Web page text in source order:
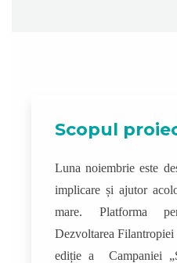
Scopul
Luna noiembrie este
implicare și ajutor
mare. Platforma
Dezvoltarea
ediție a Campaniei